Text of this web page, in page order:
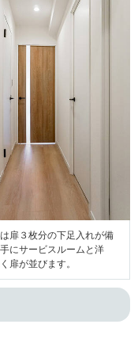
扉３枚分の下足入れが備
にサービスルームと洋
扉が並びます。